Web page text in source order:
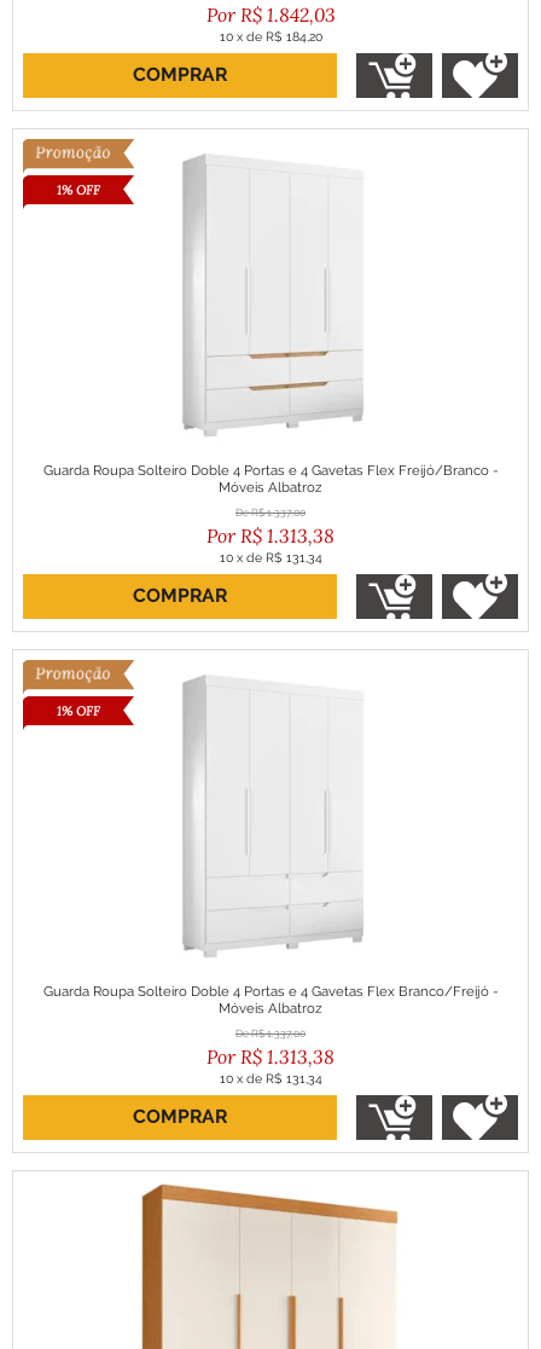
R$ 1.842,03
10 x de R$ 184,20
ou R$ 1.657,83 no boleto
COMPRAR
1% OFF
Guarda Roupa Solteiro Doble 4 Portas e 4 Gavetas Flex Freijó/Branco -
Móveis Albatroz
R$ 1.337,00
R$ 1.313,38
10 x de R$ 131,34
ou R$ 1.182,04 no boleto
COMPRAR
1% OFF
Guarda Roupa Solteiro Doble 4 Portas e 4 Gavetas Flex Branco/Freijó -
Móveis Albatroz
R$ 1.337,00
R$ 1.313,38
10 x de R$ 131,34
ou R$ 1.182,04 no boleto
COMPRAR